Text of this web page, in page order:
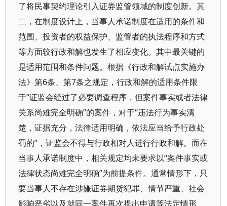
了将民事契约理论引入证券监管领域的制度创新。其
二，在制度设计上，当事人承诺制度在适用的条件和
范围、投资者的权益保护、监管者的执法程序和方式
等方面较行政和解也发生了相应变化。其中最关键的
是适用范围和条件问题。根据《行政和解试点实施办
法》第6条、第7条之规定，行政和解的适用条件限
于“证监会经过了必要调查程序，但案件事实或者法律
关系尚难完全明确”的案件，对于“违法行为事实清
楚，证据充分，法律适用明确，依法应当给予行政处
罚的”，证监会不得与行政相对人进行行政和解。而在
当事人承诺制度中，相关规定均未要求以“案件事实或
法律状态尚难完全明确”为前提条件。通常情形下，只
要当事人不存在涉嫌证券期货犯罪、情节严重、社会
影响恶劣以及就同一案件再次提出申请等法定情形